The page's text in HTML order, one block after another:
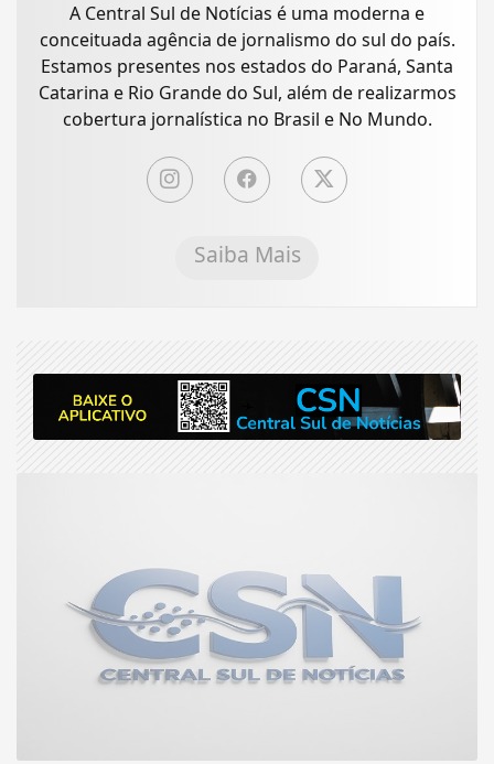
A Central Sul de Notícias é uma moderna e
conceituada agência de jornalismo do sul do país.
Estamos presentes nos estados do Paraná, Santa
Catarina e Rio Grande do Sul, além de realizarmos
cobertura jornalística no Brasil e No Mundo.
Saiba Mais